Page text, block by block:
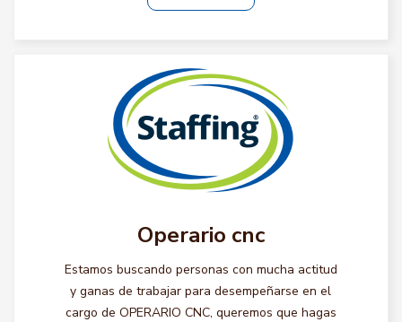
Operario cnc
Estamos buscando personas con mucha actitud
y ganas de trabajar para desempeñarse en el
cargo de OPERARIO CNC, queremos que hagas